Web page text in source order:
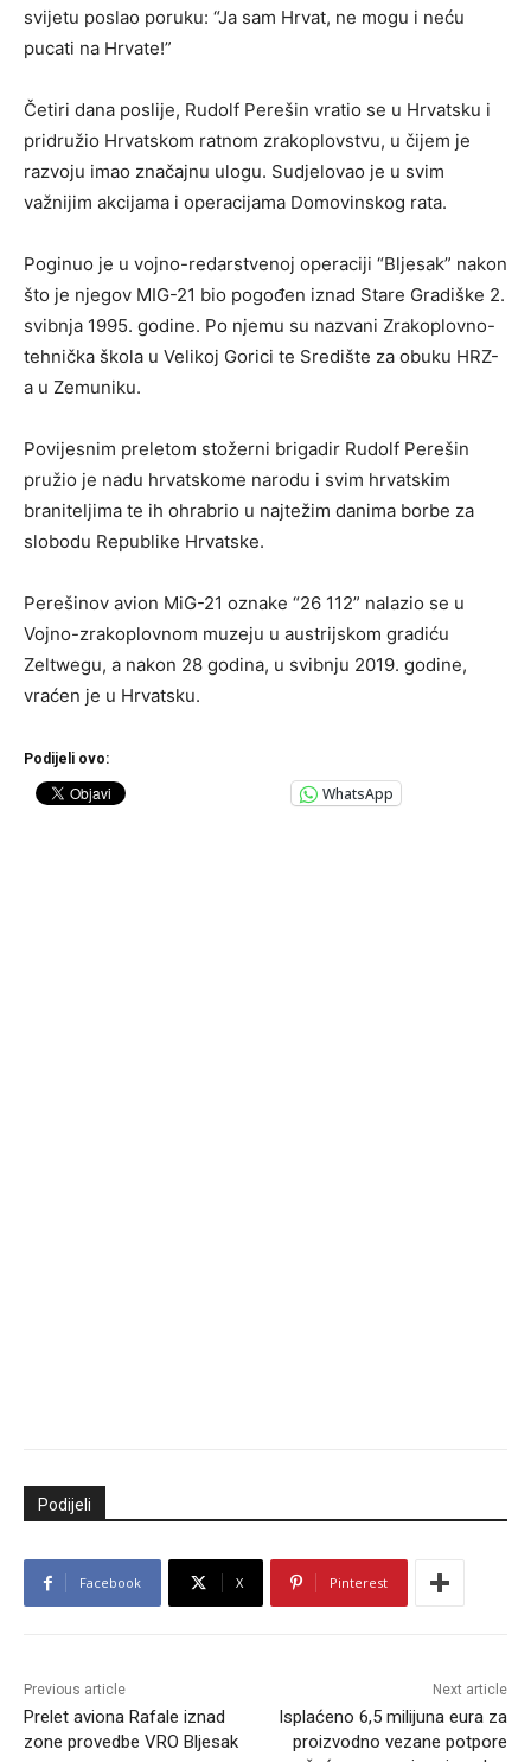
svijetu poslao poruku: “Ja sam Hrvat, ne mogu i neću
pucati na Hrvate!”
Četiri dana poslije, Rudolf Perešin vratio se u Hrvatsku i
pridružio Hrvatskom ratnom zrakoplovstvu, u čijem je
razvoju imao značajnu ulogu. Sudjelovao je u svim
važnijim akcijama i operacijama Domovinskog rata.
Poginuo je u vojno-redarstvenoj operaciji “Bljesak” nakon
što je njegov MIG-21 bio pogođen iznad Stare Gradiške 2.
svibnja 1995. godine. Po njemu su nazvani Zrakoplovno-
tehnička škola u Velikoj Gorici te Središte za obuku HRZ-
a u Zemuniku.
Povijesnim preletom stožerni brigadir Rudolf Perešin
pružio je nadu hrvatskome narodu i svim hrvatskim
braniteljima te ih ohrabrio u najtežim danima borbe za
slobodu Republike Hrvatske.
Perešinov avion MiG-21 oznake “26 112” nalazio se u
Vojno-zrakoplovnom muzeju u austrijskom gradiću
Zeltwegu, a nakon 28 godina, u svibnju 2019. godine,
vraćen je u Hrvatsku.
Podijeli ovo:
WhatsApp
Podijeli
Facebook X Pinterest
Previous article
Prelet aviona Rafale iznad
zone provedbe VRO Bljesak
Next article
Isplaćeno 6,5 milijuna eura za
proizvodno vezane potpore